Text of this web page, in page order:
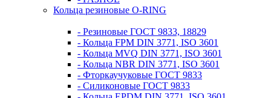
Кольца резиновые O-RING
- Резиновые ГОСТ 9833, 18829
- Кольца FPM DIN 3771, ISO 3601
- Кольца MVQ DIN 3771, ISO 3601
- Кольца NBR DIN 3771, ISO 3601
- Фторкаучуковые ГОСТ 9833
- Силиконовые ГОСТ 9833